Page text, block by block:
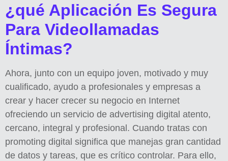
¿qué Aplicación Es Segura
Para Videollamadas
Íntimas?
Ahora, junto con un equipo joven, motivado y muy
cualificado, ayudo a profesionales y empresas a
crear y hacer crecer su negocio en Internet
ofreciendo un servicio de advertising digital atento,
cercano, integral y profesional. Cuando tratas con
promoting digital significa que manejas gran cantidad
de datos y tareas, que es crítico controlar. Para ello,